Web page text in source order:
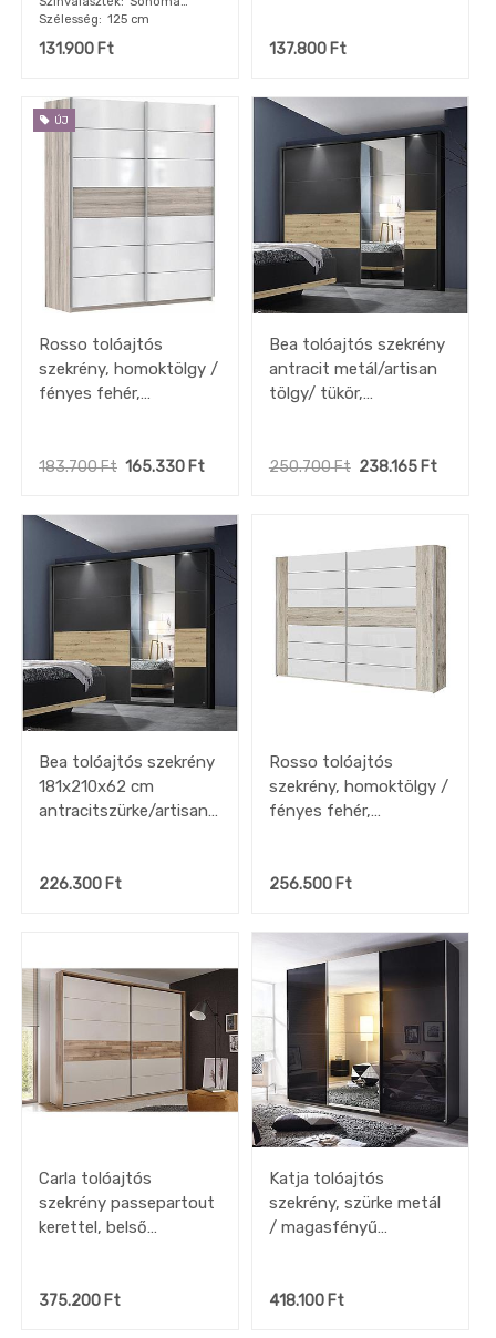
tölgy,125x195x38cm
világos tölgy
Szélesség 125 cm
131.900 Ft 137.800Ft
ÚJ
Rosso tolóajtós
szekrény, homoktölgy /
fényes fehér,
183.700Ft 165.330 Ft
Bea tolóajtós szekrény
antracit metál/artisan
tölgy/ tükör,
250.700Ft 238.165Ft
Bea tolóajtós szekrény
181x210x62 cm
antracitszürke/artisan
226.300 Ft
Rosso tolóajtós
szekrény, homoktölgy /
fényes fehér,
256.500Ft
Carla tolóajtós
szekrény passepartout
kerettel, belső
pezsgő/hegyi tölgy
375.200Ft
Katja tolóajtós
szekrény, szürke metál
/ magasfényű
270x229x62 cm
418.100Ft